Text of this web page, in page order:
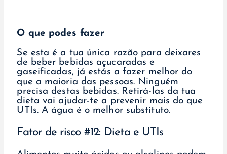
O que podes fazer
Se esta é a tua única razão para deixares
de beber bebidas açucaradas e
gaseificadas, já estás a fazer melhor do
que a maioria das pessoas. Ninguém
precisa destas bebidas. Retirá-las da tua
dieta vai ajudar-te a prevenir mais do que
UTIs. A água é o melhor substituto.
Fator de risco #12: Dieta e UTIs